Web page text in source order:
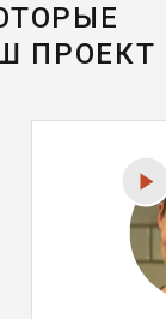
ПРОЕКТ